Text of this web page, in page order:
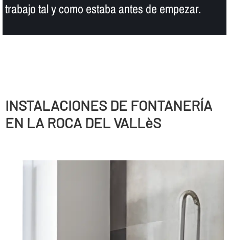
trabajo tal y como estaba antes de empezar.
INSTALACIONES DE FONTANERÍ­A
EN LA ROCA DEL VALLèS